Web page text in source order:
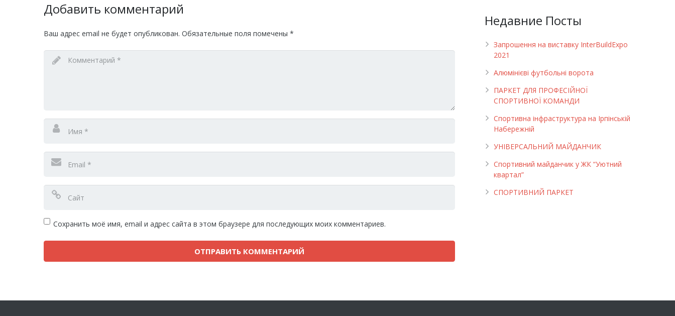
Добавить комментарий
Ваш адрес email не будет опубликован. Обязательные поля помечены *
Сохранить моё имя, email и адрес сайта в этом браузере для последующих моих комментариев.
Недавние Посты
Запрошення на виставку InterBuildExpo
2021
Алюмінієві футбольні ворота
ПАРКЕТ ДЛЯ ПРОФЕСІЙНОЇ
СПОРТИВНОЇ КОМАНДИ
Спортивна інфраструктура на Ірпінській
Набережній
УНІВЕРСАЛЬНИЙ МАЙДАНЧИК
Cпортивний майданчик у ЖК “Уютний
квартал”
СПОРТИВНИЙ ПАРКЕТ